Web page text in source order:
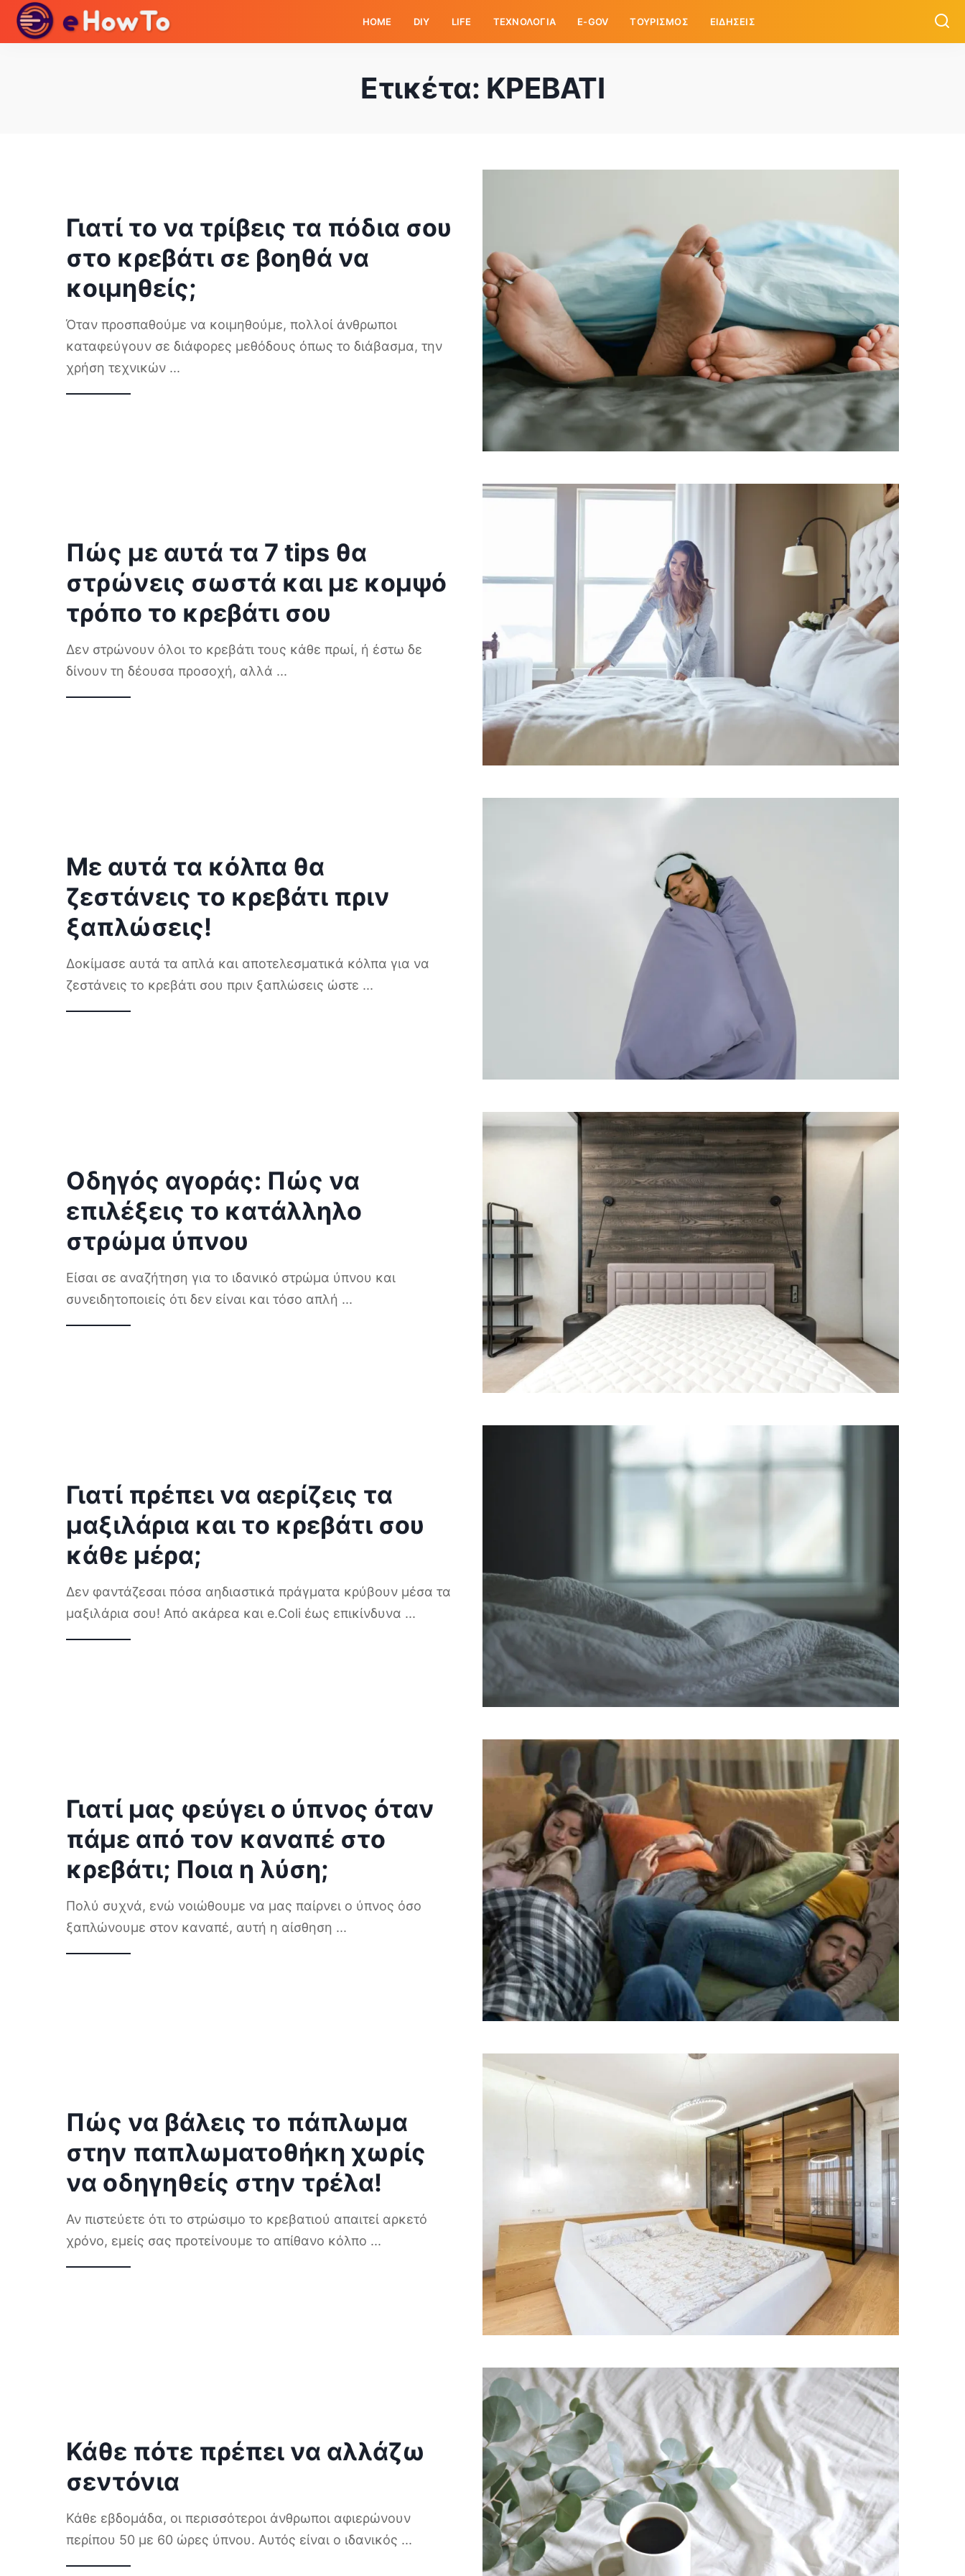
HOME DIY LIFE ΤΕΧΝΟΛΟΓΙΑ E-GOV ΤΟΥΡΙΣΜΟΣ ΕΙΔΗΣΕΙΣ
Ετικέτα: ΚΡΕΒΑΤΙ
Γιατί το να τρίβεις τα πόδια σου
στο κρεβάτι σε βοηθά να
κοιμηθείς;
Όταν προσπαθούμε να κοιμηθούμε, πολλοί άνθρωποι
καταφεύγουν σε διάφορες μεθόδους όπως το διάβασμα, την
χρήση τεχνικών ...
Πώς με αυτά τα 7 tips θα
στρώνεις σωστά και με κομψό
τρόπο το κρεβάτι σου
Δεν στρώνουν όλοι το κρεβάτι τους κάθε πρωί, ή έστω δε
δίνουν τη δέουσα προσοχή, αλλά ...
Με αυτά τα κόλπα θα
ζεστάνεις το κρεβάτι πριν
ξαπλώσεις!
Δοκίμασε αυτά τα απλά και αποτελεσματικά κόλπα για να
ζεστάνεις το κρεβάτι σου πριν ξαπλώσεις ώστε ...
Οδηγός αγοράς: Πώς να
επιλέξεις το κατάλληλο
στρώμα ύπνου
Είσαι σε αναζήτηση για το ιδανικό στρώμα ύπνου και
συνειδητοποιείς ότι δεν είναι και τόσο απλή ...
Γιατί πρέπει να αερίζεις τα
μαξιλάρια και το κρεβάτι σου
κάθε μέρα;
Δεν φαντάζεσαι πόσα αηδιαστικά πράγματα κρύβουν μέσα τα
μαξιλάρια σου! Από ακάρεα και e.Coli έως επικίνδυνα ...
Γιατί μας φεύγει ο ύπνος όταν
πάμε από τον καναπέ στο
κρεβάτι; Ποια η λύση;
Πολύ συχνά, ενώ νοιώθουμε να μας παίρνει ο ύπνος όσο
ξαπλώνουμε στον καναπέ, αυτή η αίσθηση ...
Πώς να βάλεις το πάπλωμα
στην παπλωματοθήκη χωρίς
να οδηγηθείς στην τρέλα!
Αν πιστεύετε ότι το στρώσιμο το κρεβατιού απαιτεί αρκετό
χρόνο, εμείς σας προτείνουμε το απίθανο κόλπο ...
Κάθε πότε πρέπει να αλλάζω
σεντόνια
Κάθε εβδομάδα, οι περισσότεροι άνθρωποι αφιερώνουν
περίπου 50 με 60 ώρες ύπνου. Αυτός είναι ο ιδανικός ...